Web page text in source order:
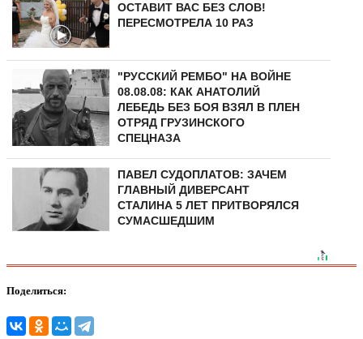
ОСТАВИТ ВАС БЕЗ СЛОВ!
ПЕРЕСМОТРЕЛА 10 РАЗ
"РУССКИЙ РЕМБО" НА ВОЙНЕ
08.08.08: КАК АНАТОЛИЙ
ЛЕБЕДЬ БЕЗ БОЯ ВЗЯЛ В ПЛЕН
ОТРЯД ГРУЗИНСКОГО
СПЕЦНАЗА
ПАВЕЛ СУДОПЛАТОВ: ЗАЧЕМ
ГЛАВНЫЙ ДИВЕРСАНТ
СТАЛИНА 5 ЛЕТ ПРИТВОРЯЛСЯ
СУМАСШЕДШИМ
Поделиться: